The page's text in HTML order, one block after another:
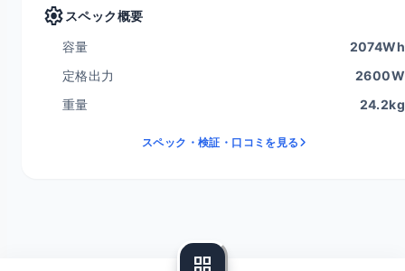
settings スペック概要
容量
2074Wh
定格出力
2600W
重量
24.2kg
スペック・検証・口コミを見る
grid_view